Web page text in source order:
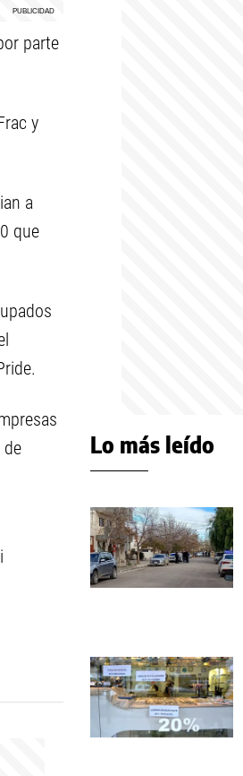
parte
y
a
que
de
Lo más leído